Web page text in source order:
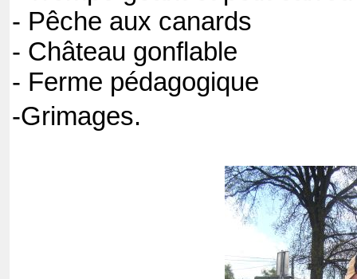
- Pêche aux canards
- Château gonflable
- Ferme pédagogique
-Grimages.